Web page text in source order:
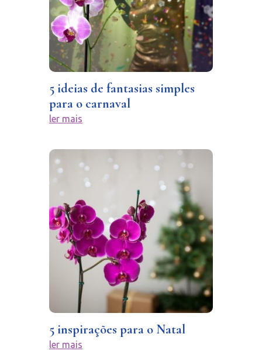
5 ideias de fantasias simples
para o carnaval
ler mais
5 inspirações para o Natal
ler mais